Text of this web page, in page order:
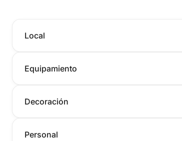
Local
Equipamiento
Decoración
Personal